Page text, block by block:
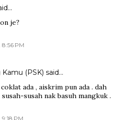
je?
8:56 PM
Kamu (PSK) said…
ada , aiskrim pun ada . dah
susah nak basuh mangkuk .
PM